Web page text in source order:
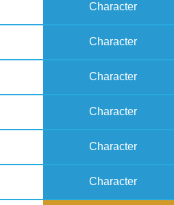
Character
Character
Character
Character
Character
Character